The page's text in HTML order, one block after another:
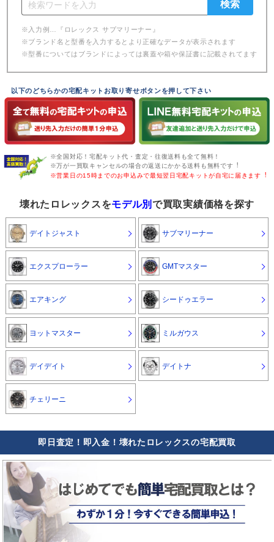
※入力例…『ロレックス サブマリーナー』
※ブランド名と型番を入力するとより正確なデータが表示されます
※型番についてはブランドによっては裏蓋や箱や保証書に記載されてます
以下のどちらかの宅配キットお取り寄せボタンを押して下さい
※全国対応！宅配キット代・査定・往復送料も全て無料！
※万が一買取キャンセルの場合の返送にかかる送料も無料です︕
※営業日の15時までのお申込みで最短翌日宅配キットが自宅に届きます︕
壊れたロレックスをモデル別で買取実績価格を探す
デイトジャスト サブマリーナー
エクスプローラー GMTマスター
エアキング シードゥエラー
ヨットマスター ミルガウス
デイデイト デイトナ
チェリーニ
即日査定！即入金！壊れたロレックスの宅配買取